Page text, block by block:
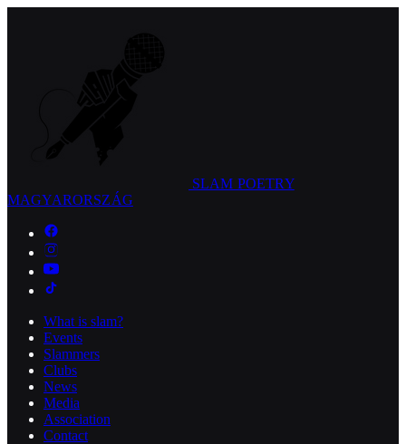
SLAM POETRY
MAGYARORSZÁG
What is slam?
Events
Slammers
Clubs
News
Media
Association
Contact